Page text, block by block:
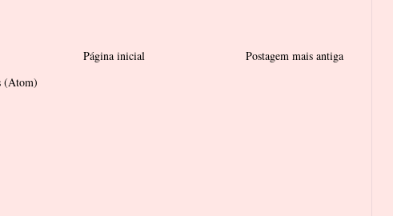
Postagem mais antiga
Página inicial
(Atom)